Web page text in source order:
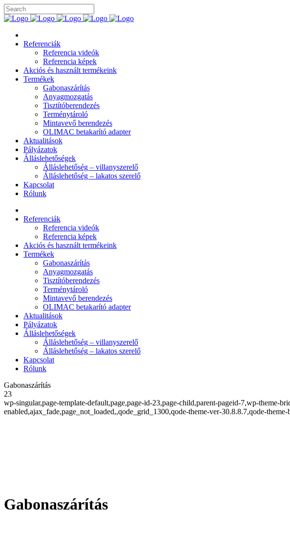
Referenciák
Referencia videók
Referencia képek
Akciós és használt termékeink
Termékek
Gabonaszárítás
Anyagmozgatás
Tisztítóberendezés
Terménytároló
Mintavevő berendezés
OLIMAC betakarító adapter
Aktualitások
Pályázatok
Álláslehetőségek
Álláslehetőség – villanyszerelő
Álláslehetőség – lakatos szerelő
Kapcsolat
Rólunk
Referenciák
Referencia videók
Referencia képek
Akciós és használt termékeink
Termékek
Gabonaszárítás
Anyagmozgatás
Tisztítóberendezés
Terménytároló
Mintavevő berendezés
OLIMAC betakarító adapter
Aktualitások
Pályázatok
Álláslehetőségek
Álláslehetőség – villanyszerelő
Álláslehetőség – lakatos szerelő
Kapcsolat
Rólunk
Gabonaszárítás
23
wp-singular,page-template-default,page,page-id-23,page-child,parent-pageid-7,wp-theme-
enabled,ajax_fade,page_not_loaded,,qode_grid_1300,qode-theme-ver-30.8.8.7,qode-
Gabonaszárítás